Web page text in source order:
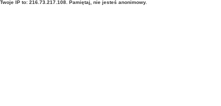
Twoje IP to: 216.73.217.108. Pamiętaj, nie jesteś anonimowy.